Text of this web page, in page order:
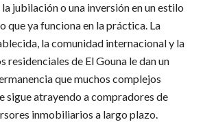
jubilación o una inversión en un estilo
que ya funciona en la práctica. La
la comunidad internacional y la
residenciales de El Gouna le dan un
que muchos complejos
sigue atrayendo a compradores de
inmobiliarios a largo plazo.